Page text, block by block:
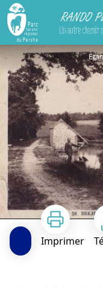
Rando Perche
Les horizons de la
Imprimer